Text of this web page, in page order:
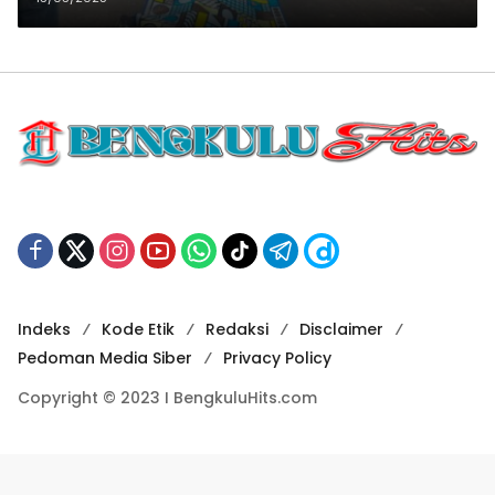
Indeks Kode Etik Redaksi
Disclaimer
Pedoman Media Siber
Privacy Policy
Copyright © 2023 I BengkuluHits.com